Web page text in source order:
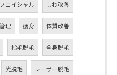
フェイシャル しわ改善
理 痩身 体質改善
指毛脱毛 全身脱毛
光脱毛 レーザー脱毛